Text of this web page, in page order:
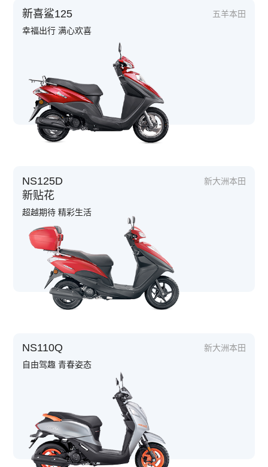
新喜鲨125
五羊本田
幸福出行 满心欢喜
NS125D
新贴花
新大洲本田
超越期待 精彩生活
NS110Q
新大洲本田
自由驾趣 青春姿态